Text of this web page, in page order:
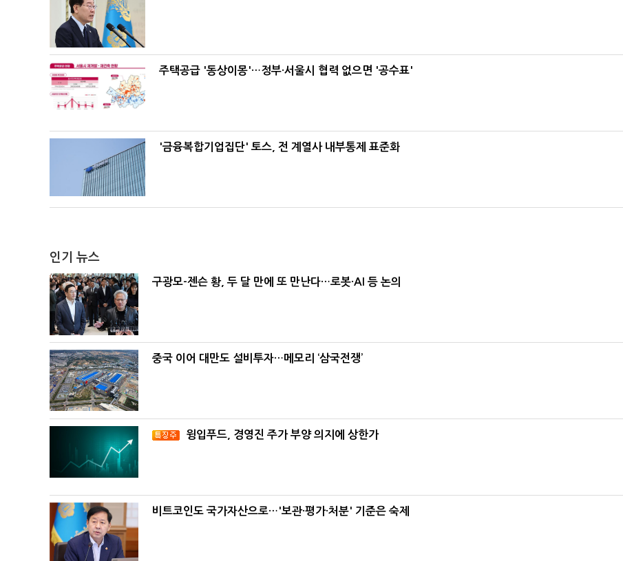
주택공급 '동상이몽'…정부·서울시 협력 없으면 '공수표'
'금융복합기업집단' 토스, 전 계열사 내부통제 표준화
인기 뉴스
구광모-젠슨 황, 두 달 만에 또 만난다…로봇·AI 등 논의
중국 이어 대만도 설비투자…메모리 ‘삼국전쟁’
윙입푸드, 경영진 주가 부양 의지에 상한가
비트코인도 국가자산으로…'보관·평가·처분' 기준은 숙제